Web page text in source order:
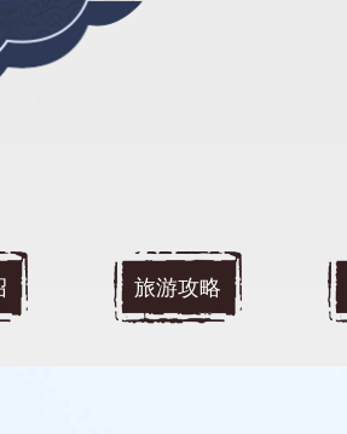
旅游攻略